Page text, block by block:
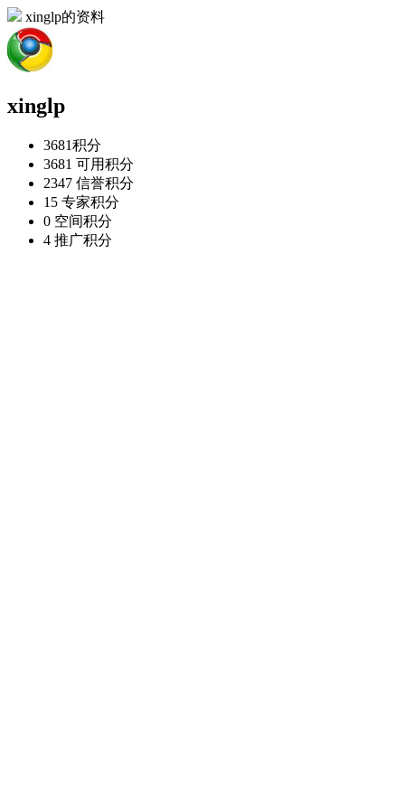
xinglp的资料
xinglp
3681积分
3681 可用积分
2347 信誉积分
15 专家积分
0 空间积分
4 推广积分